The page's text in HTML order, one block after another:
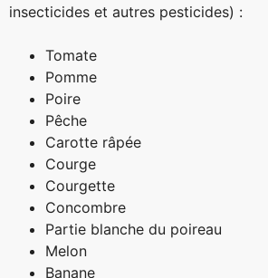
insecticides et autres pesticides) :
Tomate
Pomme
Poire
Pêche
Carotte râpée
Courge
Courgette
Concombre
Partie blanche du poireau
Melon
Banane